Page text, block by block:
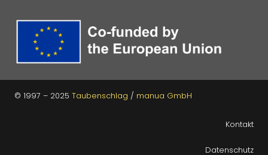
© 1997 – 2025 Taubenschlag / manua GmbH
Kontakt
Datenschutz